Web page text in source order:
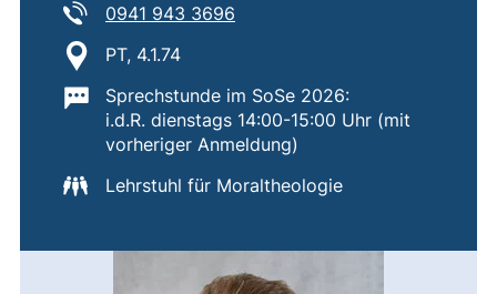
Tel:
0941 943 3696
Standort:
PT, 4.1.74
Wichtige Informationen:
Sprechstunde im SoSe 2026:
i.d.R. dienstags 14:00-15:00 Uhr (mit
vorheriger Anmeldung)
Lehrstuhl für Moraltheologie